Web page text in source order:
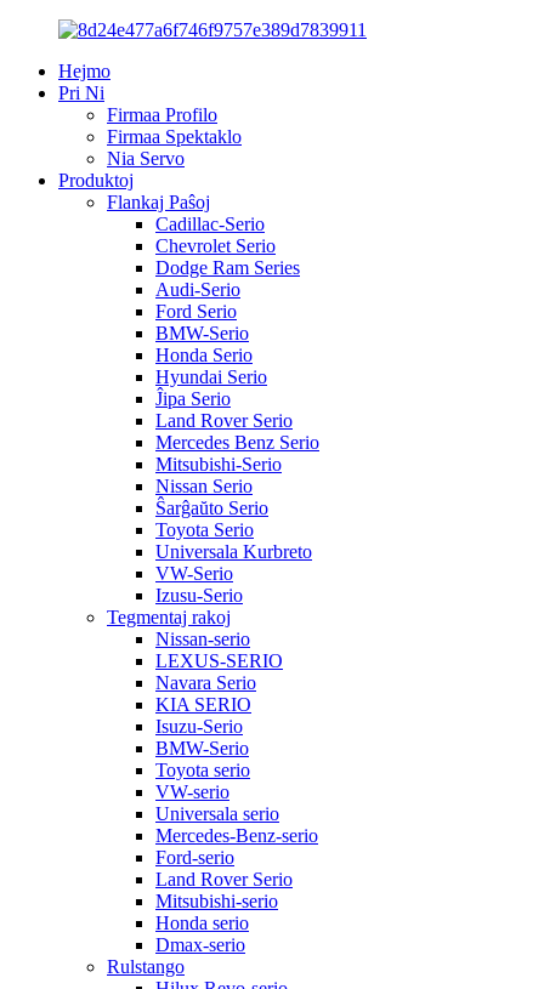
Hejmo
Pri Ni
Firmaa Profilo
Firmaa Spektaklo
Nia Servo
Produktoj
Flankaj Paŝoj
Cadillac-Serio
Chevrolet Serio
Dodge Ram Series
Audi-Serio
Ford Serio
BMW-Serio
Honda Serio
Hyundai Serio
Ĵipa Serio
Land Rover Serio
Mercedes Benz Serio
Mitsubishi-Serio
Nissan Serio
Ŝarĝaŭto Serio
Toyota Serio
Universala Kurbreto
VW-Serio
Izusu-Serio
Tegmentaj rakoj
Nissan-serio
LEXUS-SERIO
Navara Serio
KIA SERIO
Isuzu-Serio
BMW-Serio
Toyota serio
VW-serio
Universala serio
Mercedes-Benz-serio
Ford-serio
Land Rover Serio
Mitsubishi-serio
Honda serio
Dmax-serio
Rulstango